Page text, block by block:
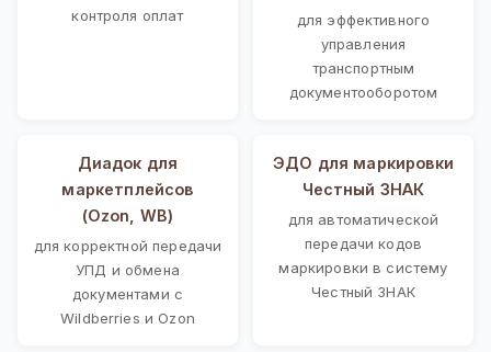
контроля оплат
для эффективного
управления
транспортным
документооборотом
Диадок для
маркетплейсов
(Ozon, WB)
для корректной передачи
УПД и обмена
документами с
Wildberries и Ozon
ЭДО для маркировки
Честный ЗНАК
для автоматической
передачи кодов
маркировки в систему
Честный ЗНАК